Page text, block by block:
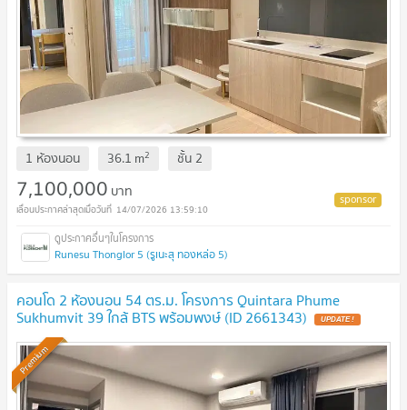
1 ห้องนอน 36.1 m2 ชั้น 2
7,100,000 บาท
14/07/2026 13:59:10
Runesu Thonglor 5 (รูเนะสุ ทองหล่อ 5)
คอนโด 2 ห้องนอน 54 ตร.ม. โครงการ Quintara Phume
Sukhumvit 39 ใกล้ BTS พร้อมพงษ์ (ID 2661343) UPDATE !
Premium